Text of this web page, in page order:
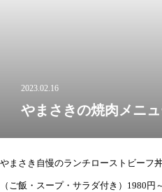
2023.02.16
やまさきの焼肉メニ
やまさき自慢のランチ
（ご飯・スープ・サラダ付き）1980円